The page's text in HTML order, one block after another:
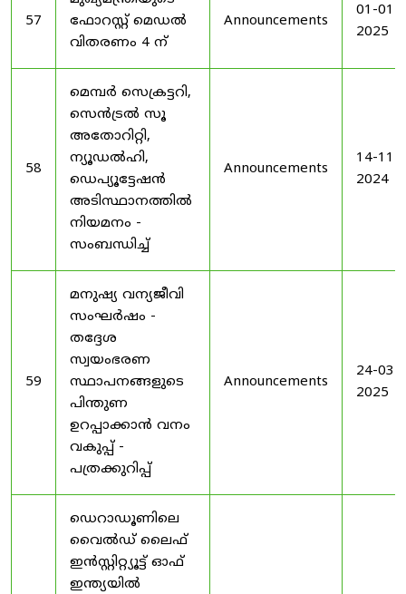
57
ഫോറസ്റ്റ് മെഡൽ
വിതരണം 4 ന്
Announcements
01-01-
2025
58
മെമ്പർ സെക്രട്ടറി,
സെൻട്രൽ സൂ
അതോറിറ്റി,
ന്യൂഡൽഹി,
ഡെപ്യൂട്ടേഷൻ
അടിസ്ഥാനത്തിൽ
നിയമനം -
സംബന്ധിച്ച്
Announcements
14-11-
2024
59
മനുഷ്യ വന്യജീവി
സംഘർഷം -
തദ്ദേശ
സ്വയംഭരണ
സ്ഥാപനങ്ങളുടെ
പിന്തുണ
ഉറപ്പാക്കാൻ വനം
വകുപ്പ് -
പത്രക്കുറിപ്പ്
Announcements
24-03-
2025
ഡെറാഡൂണിലെ
വൈൽഡ് ലൈഫ്
ഇൻസ്റ്റിറ്റ്യൂട്ട് ഓഫ്
ഇന്ത്യയിൽ